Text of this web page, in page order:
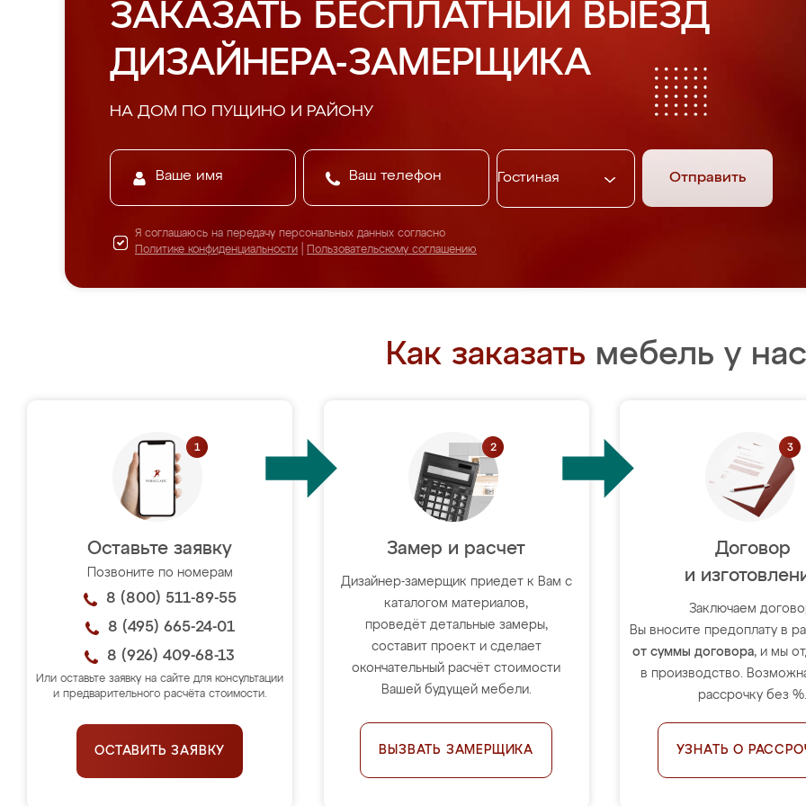
ЗАКАЗАТЬ БЕСПЛАТНЫЙ ВЫЕЗД
ДИЗАЙНЕРА-ЗАМЕРЩИКА
НА ДОМ ПО ПУЩИНО И РАЙОНУ
Отправить
Я соглашаюсь на передачу персональных данных согласно
Политике конфиденциальности
Пользовательскому соглашению
Как заказать мебель у
Оставьте заявку
Позвоните по номерам
8 (800) 511-89-55
8 (495) 665-24-01
8 (926) 409-68-13
Или оставьте заявку на сайте для консультации
и предварительного расчёта стоимости.
ОСТАВИТЬ ЗАЯВКУ
Замер и расчет
Дизайнер-замерщик приедет к Вам с
каталогом материалов,
проведёт детальные замеры,
составит проект и сделает
окончательный расчёт стоимости
Вашей будущей мебели.
ВЫЗВАТЬ ЗАМЕРЩИКА
Договор
и
Заключаем
Вы вносите предоплату в
от суммы договора, и мы
в производство.
рассрочку без
УЗНАТЬ О